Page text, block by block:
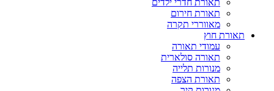
תאורת חדרי ילדים
תאורת חירום
מאווררי תקרה
תאורת חוץ
עמודי תאורה
תאורה סולארית
מנורות תלייה
תאורת הצפה